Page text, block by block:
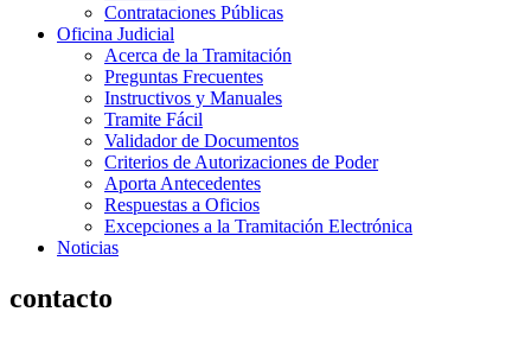
Contrataciones Públicas
Oficina Judicial
Acerca de la Tramitación
Preguntas Frecuentes
Instructivos y Manuales
Tramite Fácil
Validador de Documentos
Criterios de Autorizaciones de Poder
Aporta Antecedentes
Respuestas a Oficios
Excepciones a la Tramitación Electrónica
Noticias
contacto